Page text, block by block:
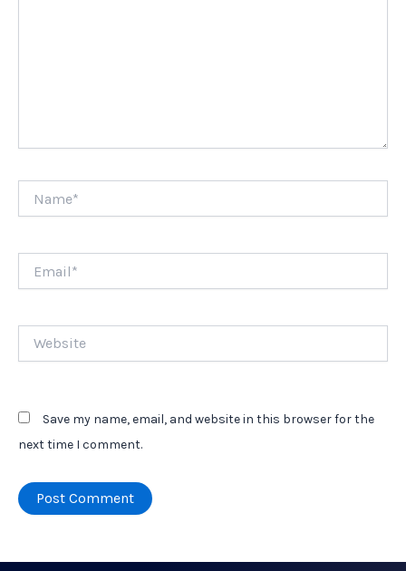
Save my name, email, and website in this browser for the
next time I comment.